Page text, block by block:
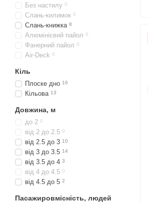
Без настилу 0
Слань-килимок 0
Слань-книжка 8
Алюмінієвий пайол 0
Фанерний пайол 0
Air-Deck 0
Кіль
Плоске дно 16
Кільова 13
Довжина, м
до 2 0
від 2 до 2.5 0
від 2.5 до 3 10
від 3 до 3.5 14
від 3.5 до 4 3
від 4 до 4.5 0
від 4.5 до 5 2
Пасажировмісність, людей